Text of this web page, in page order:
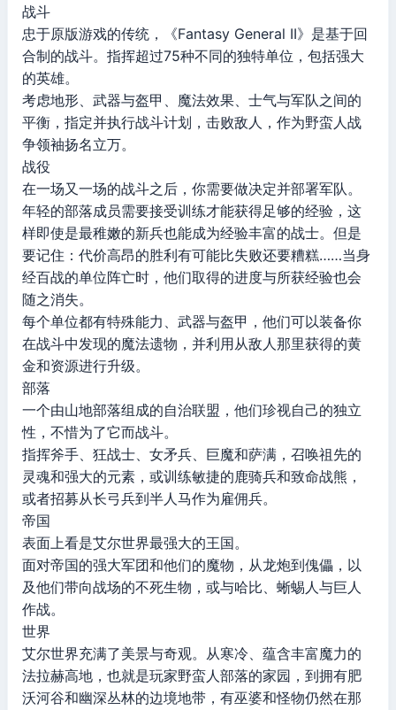
战斗
忠于原版游戏的传统，《Fantasy General II》是基于回
合制的战斗。指挥超过75种不同的独特单位，包括强大
的英雄。
考虑地形、武器与盔甲、魔法效果、士气与军队之间的
平衡，指定并执行战斗计划，击败敌人，作为野蛮人战
争领袖扬名立万。
战役
在一场又一场的战斗之后，你需要做决定并部署军队。
年轻的部落成员需要接受训练才能获得足够的经验，这
样即使是最稚嫩的新兵也能成为经验丰富的战士。但是
要记住：代价高昂的胜利有可能比失败还要糟糕……当身
经百战的单位阵亡时，他们取得的进度与所获经验也会
随之消失。
每个单位都有特殊能力、武器与盔甲，他们可以装备你
在战斗中发现的魔法遗物，并利用从敌人那里获得的黄
金和资源进行升级。
部落
一个由山地部落组成的自治联盟，他们珍视自己的独立
性，不惜为了它而战斗。
指挥斧手、狂战士、女矛兵、巨魔和萨满，召唤祖先的
灵魂和强大的元素，或训练敏捷的鹿骑兵和致命战熊，
或者招募从长弓兵到半人马作为雇佣兵。
帝国
表面上看是艾尔世界最强大的王国。
面对帝国的强大军团和他们的魔物，从龙炮到傀儡，以
及他们带向战场的不死生物，或与哈比、蜥蜴人与巨人
作战。
世界
艾尔世界充满了美景与奇观。从寒冷、蕴含丰富魔力的
法拉赫高地，也就是玩家野蛮人部落的家园，到拥有肥
沃河谷和幽深丛林的边境地带，有巫婆和怪物仍然在那